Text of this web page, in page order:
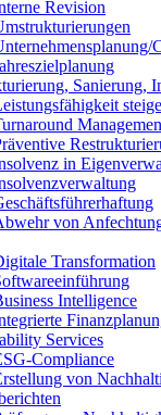
Revision
Sanierung,
in
von
Transformation
Intelligence
Services
Compliance
von